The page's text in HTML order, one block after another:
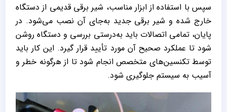
سپس با استفاده از ابزار مناسب، شیر برقی قدیمی از دستگاه
خارج شده و شیر برقی جدید به‌جای آن نصب می‌شود. در
پایان، تمامی اتصالات باید به‌درستی بررسی و دستگاه روشن
شود تا عملکرد صحیح آن مورد تأیید قرار گیرد. این کار باید
توسط تکنسین‌های متخصص انجام شود تا از هرگونه خطر و
آسیب به سیستم جلوگیری شود.